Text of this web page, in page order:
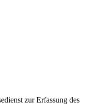
zur Erfassung des